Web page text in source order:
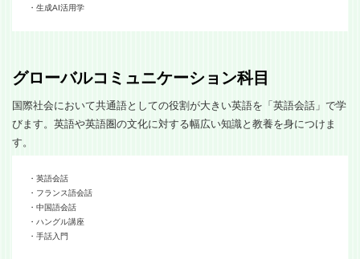
・生成AI活用学
グローバルコミュニケーション科目
国際社会において共通語としての役割が大きい英語を「英語会話」で学
びます。英語や英語圏の文化に対する幅広い知識と教養を身につけま
す。
・英語会話
・フランス語会話
・中国語会話
・ハングル講座
・手話入門